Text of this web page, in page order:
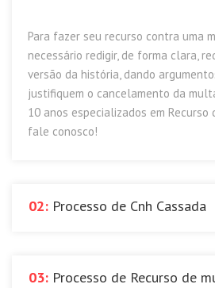
Para fazer seu recurso contra uma
necessário redigir, de forma clara,
versão da história, dando
justifiquem o cancelamento da
10 anos especializados em
fale conosco!
02: Processo de Cnh Cassada
03: Processo de Recurso de